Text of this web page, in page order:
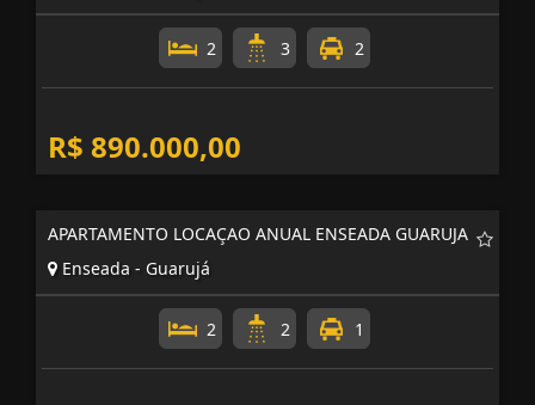
2 3 2
R$ 890.000,00
APARTAMENTO LOCAÇAO ANUAL ENSEADA GUARUJA
Enseada - Guarujá
2 2 1